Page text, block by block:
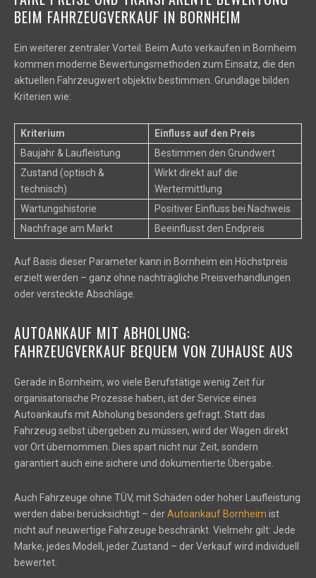
BEIM FAHRZEUGVERKAUF IN BORNHEIM
Ein weiterer zentraler Vorteil: Beim Auto verkaufen in Bornheim
kommen moderne Bewertungsmethoden zum Einsatz, die den
aktuellen Fahrzeugwert objektiv bestimmen. Grundlage bilden
Kriterien wie:
Kriterium
Einfluss auf den Preis
Baujahr & Laufleistung
Bestimmen den Grundwert
Zustand (optisch &
technisch)
Wirkt direkt auf die
Wertermittlung
Wartungshistorie
Positiver Einfluss bei Nachweis
Nachfrage am Markt
Beeinflusst den Endpreis
Auf Basis dieser Parameter kann in Bornheim ein Höchstpreis
erzielt werden – ganz ohne nachträgliche Preisverhandlungen
oder versteckte Abschläge.
AUTOANKAUF MIT ABHOLUNG:
FAHRZEUGVERKAUF BEQUEM VON ZUHAUSE AUS
Gerade in Bornheim, wo viele Berufstätige wenig Zeit für
organisatorische Prozesse haben, ist der Service eines
Autoankaufs mit Abholung besonders gefragt. Statt das
Fahrzeug selbst übergeben zu müssen, wird der Wagen direkt
vor Ort übernommen. Dies spart nicht nur Zeit, sondern
garantiert auch eine sichere und dokumentierte Übergabe.
Auch Fahrzeuge ohne TÜV, mit Schäden oder hoher Laufleistung
werden dabei berücksichtigt – derAutoankauf Bornheim ist
nicht auf neuwertige Fahrzeuge beschränkt. Vielmehr gilt: Jede
Marke, jedes Modell, jeder Zustand – der Verkauf wird individuell
bewertet.